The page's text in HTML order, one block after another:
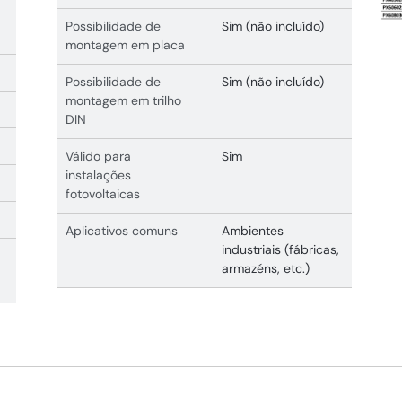
Possibilidade de
montagem em placa
Sim (não incluído)
Possibilidade de
montagem em trilho
DIN
Sim (não incluído)
Válido para
instalações
fotovoltaicas
Sim
Aplicativos comuns
Ambientes
industriais (fábricas,
armazéns, etc.)